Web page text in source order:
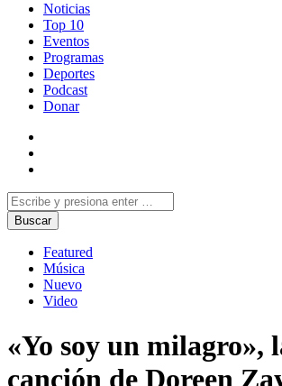
Noticias
Top 10
Eventos
Programas
Deportes
Podcast
Donar
Featured
Música
Nuevo
Video
«Yo soy un milagro»,
canción de Doreen